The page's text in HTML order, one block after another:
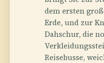
dem ersten
Erde, und zur
Dahschur, die
Reisebusse,